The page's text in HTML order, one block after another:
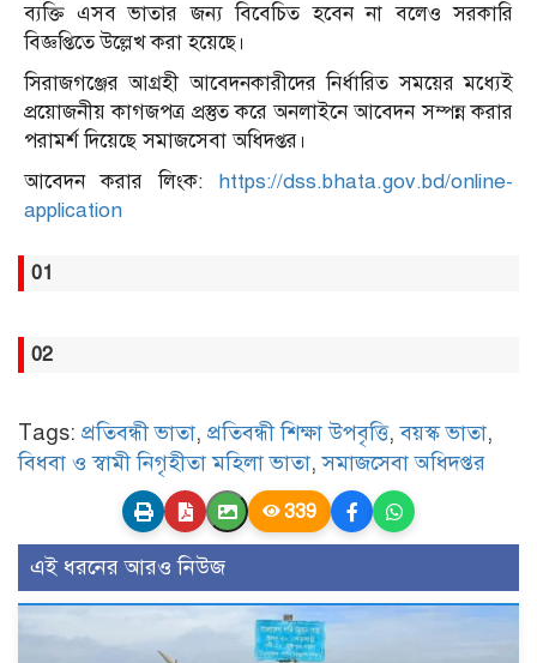
ব্যক্তি এসব ভাতার জন্য বিবেচিত হবেন না বলেও সরকারি
বিজ্ঞপ্তিতে উল্লেখ করা হয়েছে।
সিরাজগঞ্জের আগ্রহী আবেদনকারীদের নির্ধারিত সময়ের মধ্যেই
প্রয়োজনীয় কাগজপত্র প্রস্তুত করে অনলাইনে আবেদন সম্পন্ন করার
পরামর্শ দিয়েছে সমাজসেবা অধিদপ্তর।
আবেদন করার লিংক: https://dss.bhata.gov.bd/online-
application
01
02
Tags: প্রতিবন্ধী ভাতা, প্রতিবন্ধী শিক্ষা উপবৃত্তি,বয়স্ক ভাতা,
বিধবা ও স্বামী নিগৃহীতা মহিলা ভাতা,সমাজসেবা অধিদপ্তর
339
এই ধরনের আরও নিউজ